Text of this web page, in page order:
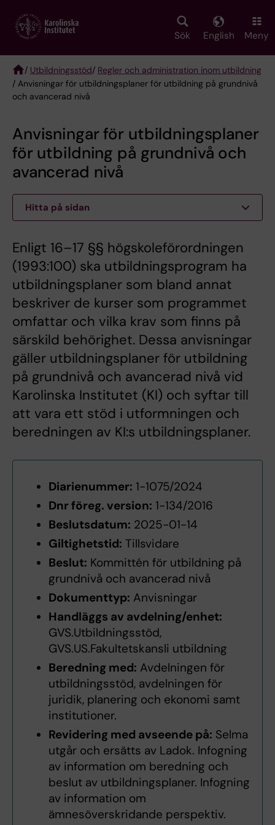
main
Sök English Meny
Breadcrumb
/ Utbildningsstöd/ Regler och administration inom utbildning
/ Anvisningar för utbildningsplaner för utbildning på grundnivå
och avancerad nivå
Anvisningar för utbildningsplaner
för utbildning på grundnivå och
avancerad nivå
Hitta på sidan
Enligt 16–17 §§ högskoleförordningen
(1993:100) ska utbildningsprogram ha
utbildningsplaner som bland annat
beskriver de kurser som programmet
omfattar och vilka krav som finns på
särskild behörighet. Dessa anvisningar
gäller utbildningsplaner för utbildning
på grundnivå och avancerad nivå vid
Karolinska Institutet (KI) och syftar till
att vara ett stöd i utformningen och
beredningen av KI:s utbildningsplaner.
Diarienummer: 1-1075/2024
Dnr föreg. version: 1-134/2016
Beslutsdatum: 2025-01-14
Giltighetstid: Tillsvidare
Beslut: Kommittén för utbildning på
grundnivå och avancerad nivå
Dokumenttyp: Anvisningar
Handläggs av avdelning/enhet:
GVS.Utbildningsstöd,
GVS.US.Fakultetskansli utbildning
Beredning med: Avdelningen för
utbildningsstöd, avdelningen för
juridik, planering och ekonomi samt
institutioner.
Revidering med avseende på: Selma
utgår och ersätts av Ladok. Infogning
av information om beredning och
beslut av utbildningsplaner. Infogning
av information om
ämnesöverskridande perspektiv.